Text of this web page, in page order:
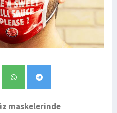
maskelerinde